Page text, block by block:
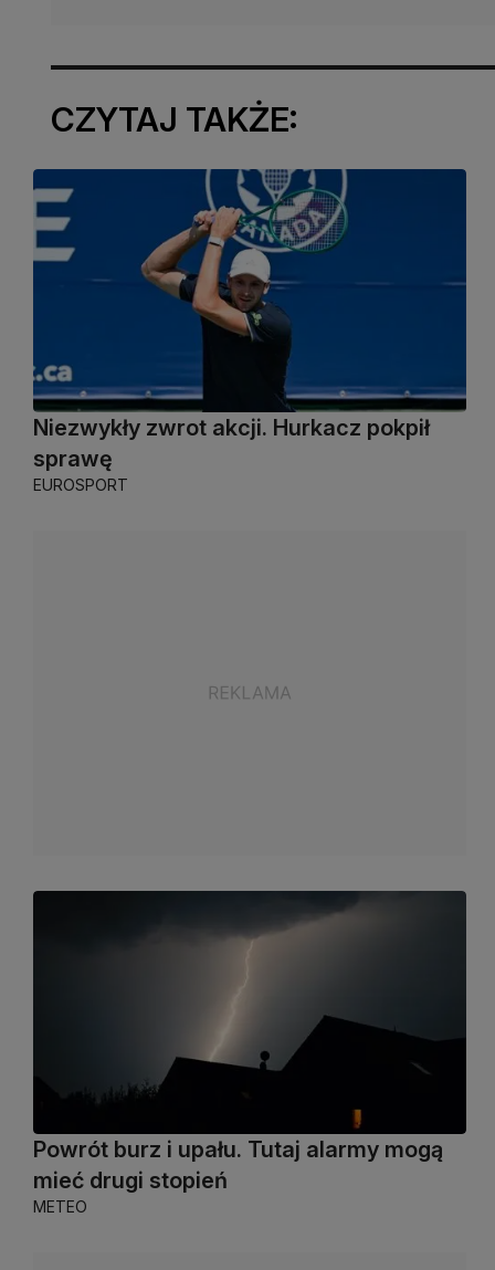
CZYTAJ TAKŻE:
Niezwykły zwrot akcji. Hurkacz pokpił
sprawę
EUROSPORT
Powrót burz i upału. Tutaj alarmy mogą
mieć drugi stopień
METEO